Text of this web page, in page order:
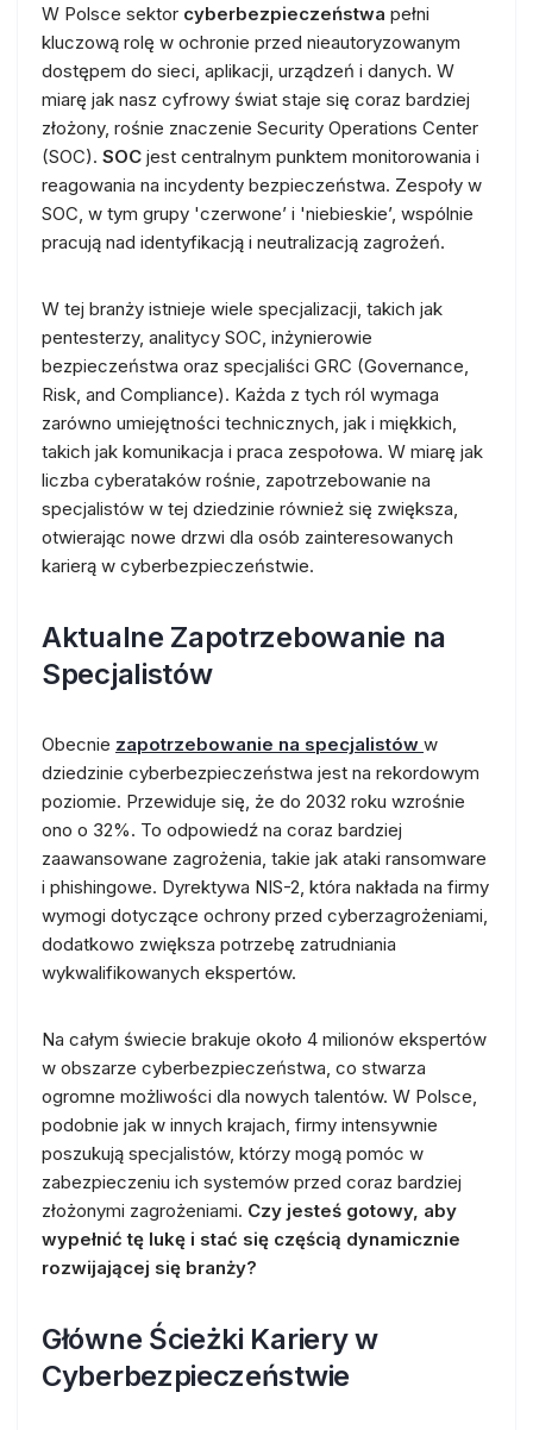
W Polsce sektor cyberbezpieczeństwa pełni
kluczową rolę w ochronie przed nieautoryzowanym
dostępem do sieci, aplikacji, urządzeń i danych. W
miarę jak nasz cyfrowy świat staje się coraz bardziej
złożony, rośnie znaczenie Security Operations Center
(SOC). SOC jest centralnym punktem monitorowania i
reagowania na incydenty bezpieczeństwa. Zespoły w
SOC, w tym grupy 'czerwone’ i 'niebieskie’, wspólnie
pracują nad identyfikacją i neutralizacją zagrożeń.
W tej branży istnieje wiele specjalizacji, takich jak
pentesterzy, analitycy SOC, inżynierowie
bezpieczeństwa oraz specjaliści GRC (Governance,
Risk, and Compliance). Każda z tych ról wymaga
zarówno umiejętności technicznych, jak i miękkich,
takich jak komunikacja i praca zespołowa. W miarę jak
liczba cyberataków rośnie, zapotrzebowanie na
specjalistów w tej dziedzinie również się zwiększa,
otwierając nowe drzwi dla osób zainteresowanych
karierą w cyberbezpieczeństwie.
Aktualne Zapotrzebowanie na
Specjalistów
Obecnie zapotrzebowanie na specjalistów w
dziedzinie cyberbezpieczeństwa jest na rekordowym
poziomie. Przewiduje się, że do 2032 roku wzrośnie
ono o 32%. To odpowiedź na coraz bardziej
zaawansowane zagrożenia, takie jak ataki ransomware
i phishingowe. Dyrektywa NIS-2, która nakłada na firmy
wymogi dotyczące ochrony przed cyberzagrożeniami,
dodatkowo zwiększa potrzebę zatrudniania
wykwalifikowanych ekspertów.
Na całym świecie brakuje około 4 milionów ekspertów
w obszarze cyberbezpieczeństwa, co stwarza
ogromne możliwości dla nowych talentów. W Polsce,
podobnie jak w innych krajach, firmy intensywnie
poszukują specjalistów, którzy mogą pomóc w
zabezpieczeniu ich systemów przed coraz bardziej
złożonymi zagrożeniami. Czy jesteś gotowy, aby
wypełnić tę lukę i stać się częścią dynamicznie
rozwijającej się branży?
Główne Ścieżki Kariery w
Cyberbezpieczeństwie